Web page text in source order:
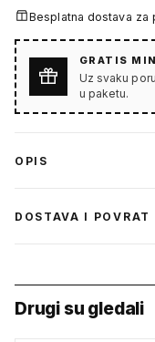
Besplatna dostava
GRATIS
Uz svaku
u paketu.
OPIS
DOSTAVA I POVRAT
Drugi su gledali